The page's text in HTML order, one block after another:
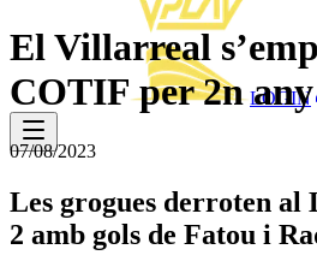
LOGIN
El Villarreal
COTIF per 2n
07/08/2023
Les grogues derroten al
2 amb gols de Fatou i